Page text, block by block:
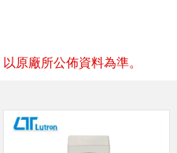
原廠所公佈資料為準。